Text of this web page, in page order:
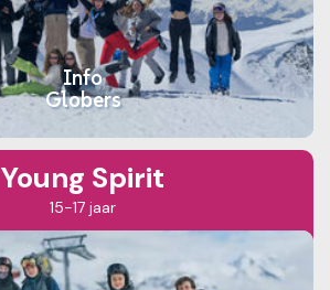
Info
Globers
Young Spirit
15-17 jaar